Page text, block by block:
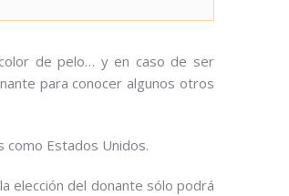
de pelo… y en caso de ser
para conocer algunos otros
como Estados Unidos.
elección del donante sólo podrá